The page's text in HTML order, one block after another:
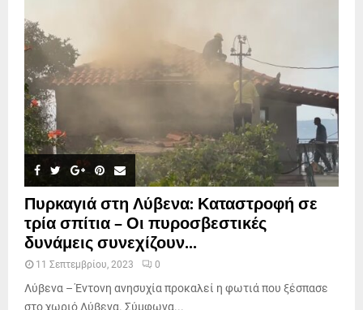
Πυρκαγιά στη Λύβενα: Καταστροφή σε
τρία σπίτια – Οι πυροσβεστικές
δυνάμεις συνεχίζουν...
11 Σεπτεμβρίου, 2023 0
Λύβενα – Έντονη ανησυχία προκαλεί η φωτιά που ξέσπασε
στο χωριό Λύβενα. Σύμφωνα...